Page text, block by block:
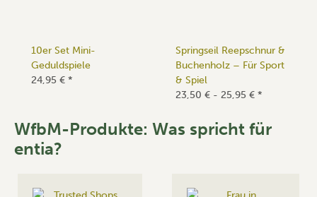
10er Set Mini-
Geduldspiele
24,95 € *
Springseil Reepschnur &
Buchenholz – Für Sport
& Spiel
23,50 € - 25,95 € *
WfbM-Produkte: Was spricht für
entia?